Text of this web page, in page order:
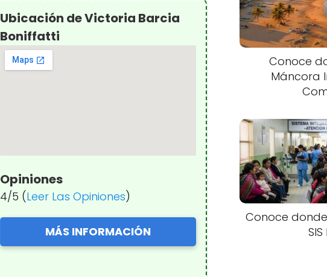
Ubicación de Victoria Barcia
Boniffatti
Opiniones
4/5 (Leer Las Opiniones)
MÁS INFORMACIÓN
Conoce
Máncora
Conoce
SIS